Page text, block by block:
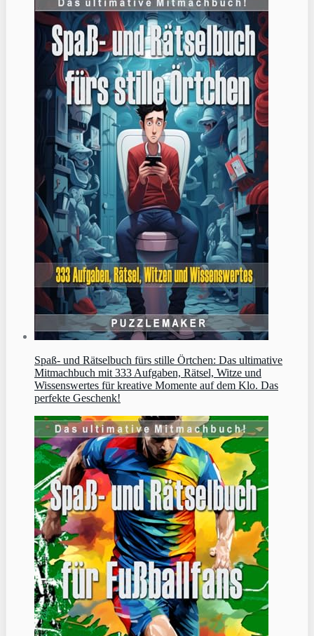
Spaß- und Rätselbuch fürs stille Örtchen: Das ultimative
Mitmachbuch mit 333 Aufgaben, Rätsel, Witze und
Wissenswertes für kreative Momente auf dem Klo. Das
perfekte Geschenk!